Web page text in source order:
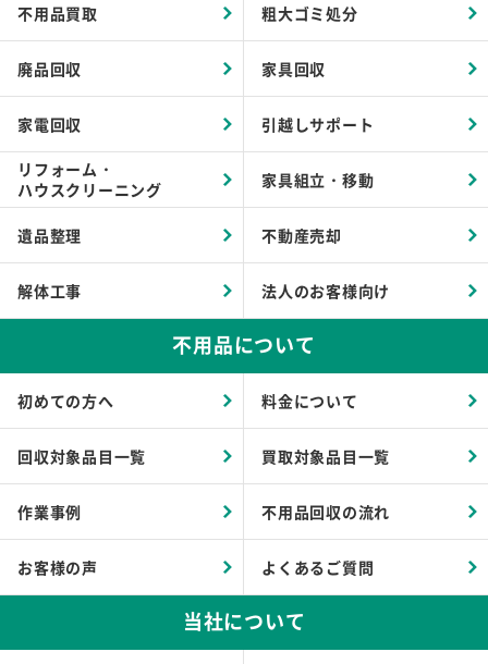
不用品買取 粗大ゴミ処分
廃品回収 家具回収
家電回収 引越しサポート
リフォーム・
ハウスクリーニング
家具組立・移動
遺品整理 不動産売却
解体工事 法人のお客様向け
不用品について
初めての方へ 料金について
回収対象品目一覧 買取対象品目一覧
作業事例 不用品回収の流れ
お客様の声 よくあるご質問
当社について